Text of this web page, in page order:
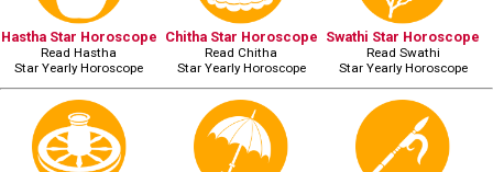
Hastha Star Horoscope
Read Hastha
Star Yearly Horoscope
Chitha Star Horoscope
Read Chitha
Star Yearly Horoscope
Swathi Star Horoscope
Read Swathi
Star Yearly Horoscope